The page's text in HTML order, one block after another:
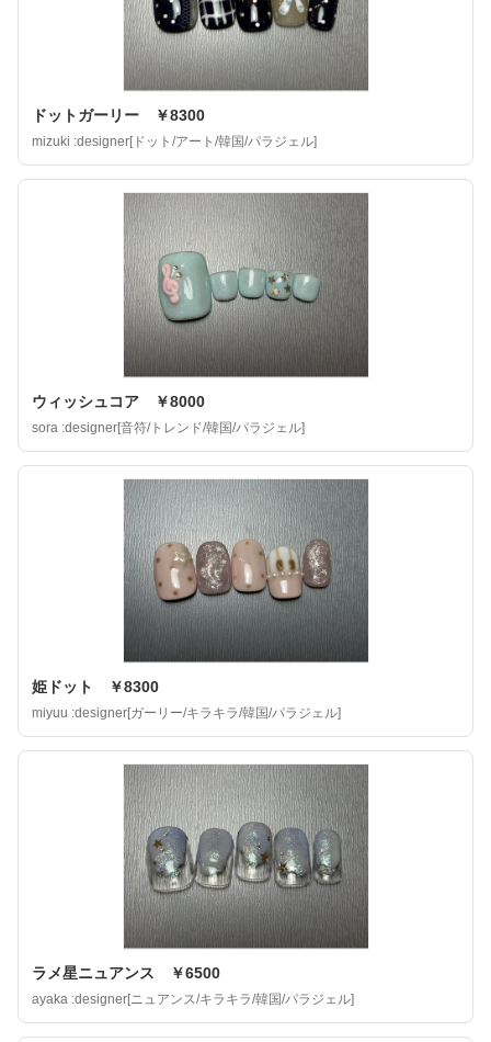
ドットガーリー ￥8300
mizuki :designer[ドット/アート/韓国/パラジェル]
ウィッシュコア ￥8000
sora :designer[音符/トレンド/韓国/パラジェル]
姫ドット ￥8300
miyuu :designer[ガーリー/キラキラ/韓国/パラジェル]
ラメ星ニュアンス ￥6500
ayaka :designer[ニュアンス/キラキラ/韓国/パラジェル]